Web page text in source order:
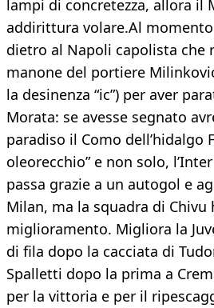
lampi di concretezza, allora il
addirittura volare.Al
dietro al Napoli capolista che
manone del portiere
la desinenza “ic”) per aver
Morata: se avesse segnato
paradiso il Como dell’hidalgo
oleorecchio” e non solo,
passa grazie a un autogol e
Milan, ma la squadra di
miglioramento. Migliora la
di fila dopo la cacciata di
Spalletti dopo la prima a
per la vittoria e per il